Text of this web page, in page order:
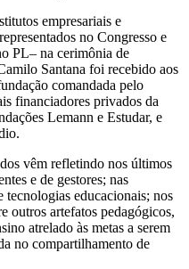
empresariais e
no Congresso e
PL– na cerimônia de
Santana foi recebido aos
comandada pelo
financiadores privados da
Lemann e Estudar, e
vêm refletindo nos últimos
e de gestores; nas
tecnologias educacionais; nos
outros artefatos pedagógicos,
atrelado às metas a serem
no compartilhamento de